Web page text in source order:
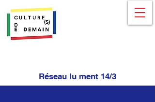
Réseau lu ment 14/3